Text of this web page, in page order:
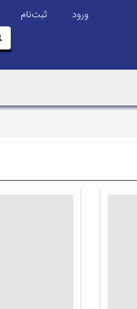
ورود |
ثبت‌نام